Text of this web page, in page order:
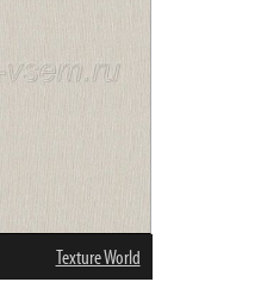
Texture World